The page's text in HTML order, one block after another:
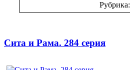
Рубрика:
Сита и Рама. 284 серия